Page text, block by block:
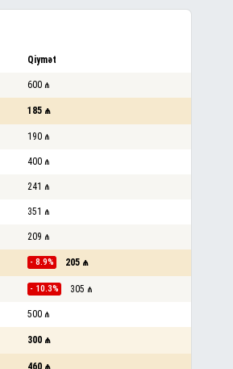
Qiymət
600 ₼
185 ₼
190 ₼
400 ₼
241 ₼
351 ₼
209 ₼
- 8.9% 205 ₼
- 10.3% 305 ₼
500 ₼
300 ₼
460 ₼